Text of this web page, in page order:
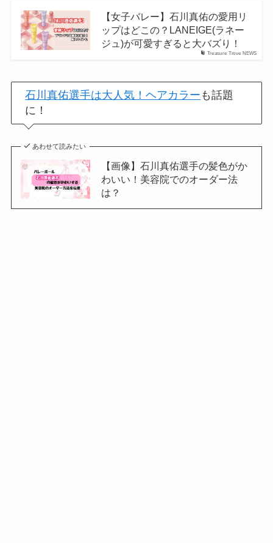
Treasure Trove NEWS
【女子バレー】石川真佑の愛用リ
ップはどこの？LANEIGE(ラネー
ジュ)が可愛すぎると大バズり！
石川真佑選手は大人気！ヘアカラー も話題
に！
あわせて読みたい
【画像】石川真佑選手の髪色がか
わいい！美容院でのオーダー法
は？